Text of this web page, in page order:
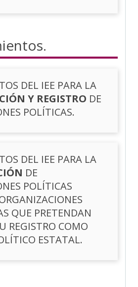
DEL IEE PARA LA
Y REGISTRO DE
POLÍTICAS.
DEL IEE PARA LA
DE
POLÍTICAS
QUE PRETENDAN
REGISTRO COMO
ESTATAL.